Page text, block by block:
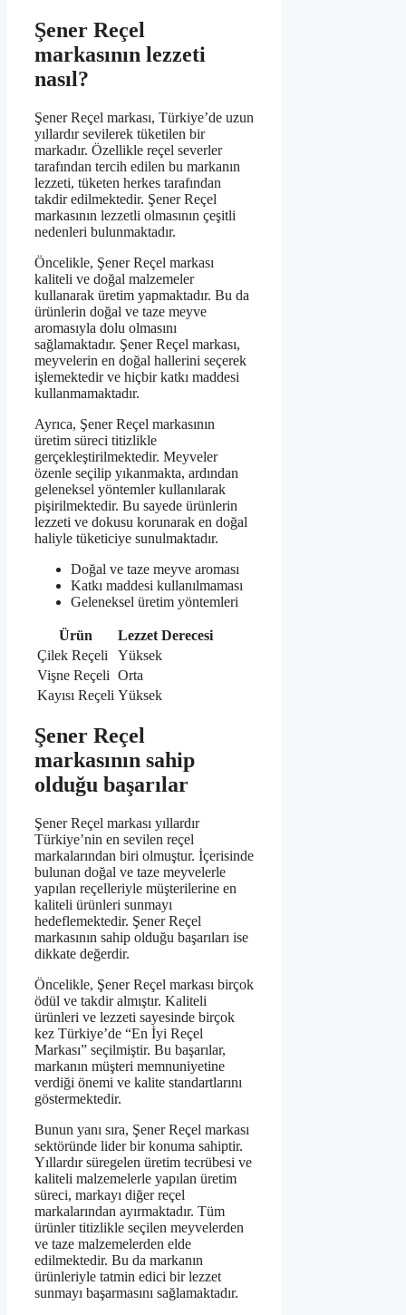
Şener Reçel
markasının lezzeti
nasıl?
Şener Reçel markası, Türkiye’de uzun
yıllardır sevilerek tüketilen bir
markadır. Özellikle reçel severler
tarafından tercih edilen bu markanın
lezzeti, tüketen herkes tarafından
takdir edilmektedir. Şener Reçel
markasının lezzetli olmasının çeşitli
nedenleri bulunmaktadır.
Öncelikle, Şener Reçel markası
kaliteli ve doğal malzemeler
kullanarak üretim yapmaktadır. Bu da
ürünlerin doğal ve taze meyve
aromasıyla dolu olmasını
sağlamaktadır. Şener Reçel markası,
meyvelerin en doğal hallerini seçerek
işlemektedir ve hiçbir katkı maddesi
kullanmamaktadır.
Ayrıca, Şener Reçel markasının
üretim süreci titizlikle
gerçekleştirilmektedir. Meyveler
özenle seçilip yıkanmakta, ardından
geleneksel yöntemler kullanılarak
pişirilmektedir. Bu sayede ürünlerin
lezzeti ve dokusu korunarak en doğal
haliyle tüketiciye sunulmaktadır.
Doğal ve taze meyve aroması
Katkı maddesi kullanılmaması
Geleneksel üretim yöntemleri
Ürün
Lezzet Derecesi
Çilek Reçeli
Yüksek
Vişne Reçeli Orta
Kayısı Reçeli Yüksek
Şener Reçel
markasının sahip
olduğu başarılar
Şener Reçel markası yıllardır
Türkiye’nin en sevilen reçel
markalarından biri olmuştur. İçerisinde
bulunan doğal ve taze meyvelerle
yapılan reçelleriyle müşterilerine en
kaliteli ürünleri sunmayı
hedeflemektedir. Şener Reçel
markasının sahip olduğu başarıları ise
dikkate değerdir.
Öncelikle, Şener Reçel markası birçok
ödül ve takdir almıştır. Kaliteli
ürünleri ve lezzeti sayesinde birçok
kez Türkiye’de “En İyi Reçel
Markası” seçilmiştir. Bu başarılar,
markanın müşteri memnuniyetine
verdiği önemi ve kalite standartlarını
göstermektedir.
Bunun yanı sıra, Şener Reçel markası
sektöründe lider bir konuma sahiptir.
Yıllardır süregelen üretim tecrübesi ve
kaliteli malzemelerle yapılan üretim
süreci, markayı diğer reçel
markalarından ayırmaktadır. Tüm
ürünler titizlikle seçilen meyvelerden
ve taze malzemelerden elde
edilmektedir. Bu da markanın
ürünleriyle tatmin edici bir lezzet
sunmayı başarmasını sağlamaktadır.